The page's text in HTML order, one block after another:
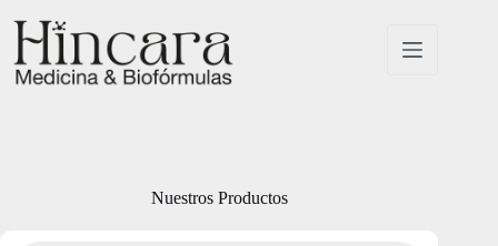
contenido
Nuestros Productos